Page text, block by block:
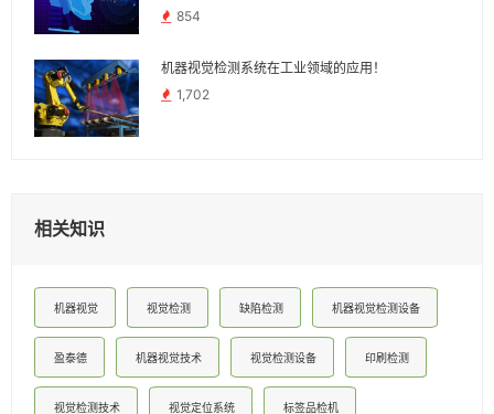
854
机器视觉检测系统在工业领域的应用！
1,702
相关知识
机器视觉 视觉检测 缺陷检测 机器视觉检测设备
盈泰德 机器视觉技术 视觉检测设备 印刷检测
视觉检测技术 视觉定位系统 标签品检机